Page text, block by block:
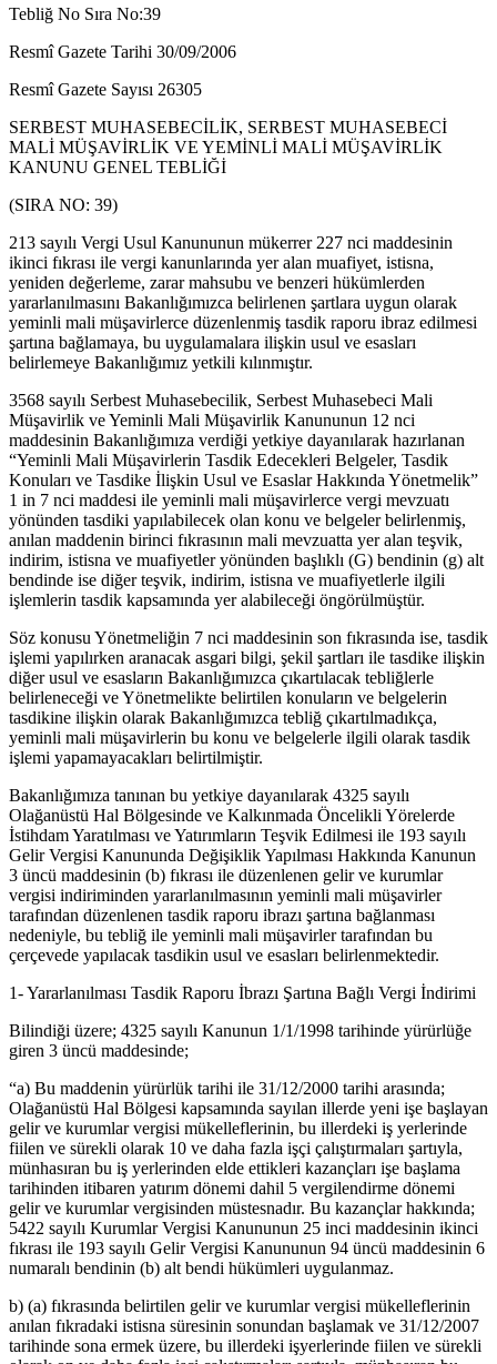
Tebliğ No Sıra No:39
Resmî Gazete Tarihi 30/09/2006
Resmî Gazete Sayısı 26305
SERBEST MUHASEBECİLİK, SERBEST MUHASEBECİ
MALİ MÜŞAVİRLİK VE YEMİNLİ MALİ MÜŞAVİRLİK
KANUNU GENEL TEBLİĞİ
(SIRA NO: 39)
213 sayılı Vergi Usul Kanununun mükerrer 227 nci maddesinin
ikinci fıkrası ile vergi kanunlarında yer alan muafiyet, istisna,
yeniden değerleme, zarar mahsubu ve benzeri hükümlerden
yararlanılmasını Bakanlığımızca belirlenen şartlara uygun olarak
yeminli mali müşavirlerce düzenlenmiş tasdik raporu ibraz edilmesi
şartına bağlamaya, bu uygulamalara ilişkin usul ve esasları
belirlemeye Bakanlığımız yetkili kılınmıştır.
3568 sayılı Serbest Muhasebecilik, Serbest Muhasebeci Mali
Müşavirlik ve Yeminli Mali Müşavirlik Kanununun 12 nci
maddesinin Bakanlığımıza verdiği yetkiye dayanılarak hazırlanan
“Yeminli Mali Müşavirlerin Tasdik Edecekleri Belgeler, Tasdik
Konuları ve Tasdike İlişkin Usul ve Esaslar Hakkında Yönetmelik”
1 in 7 nci maddesi ile yeminli mali müşavirlerce vergi mevzuatı
yönünden tasdiki yapılabilecek olan konu ve belgeler belirlenmiş,
anılan maddenin birinci fıkrasının mali mevzuatta yer alan teşvik,
indirim, istisna ve muafiyetler yönünden başlıklı (G) bendinin (g) alt
bendinde ise diğer teşvik, indirim, istisna ve muafiyetlerle ilgili
işlemlerin tasdik kapsamında yer alabileceği öngörülmüştür.
Söz konusu Yönetmeliğin 7 nci maddesinin son fıkrasında ise, tasdik
işlemi yapılırken aranacak asgari bilgi, şekil şartları ile tasdike ilişkin
diğer usul ve esasların Bakanlığımızca çıkartılacak tebliğlerle
belirleneceği ve Yönetmelikte belirtilen konuların ve belgelerin
tasdikine ilişkin olarak Bakanlığımızca tebliğ çıkartılmadıkça,
yeminli mali müşavirlerin bu konu ve belgelerle ilgili olarak tasdik
işlemi yapamayacakları belirtilmiştir.
Bakanlığımıza tanınan bu yetkiye dayanılarak 4325 sayılı
Olağanüstü Hal Bölgesinde ve Kalkınmada Öncelikli Yörelerde
İstihdam Yaratılması ve Yatırımların Teşvik Edilmesi ile 193 sayılı
Gelir Vergisi Kanununda Değişiklik Yapılması Hakkında Kanunun
3 üncü maddesinin (b) fıkrası ile düzenlenen gelir ve kurumlar
vergisi indiriminden yararlanılmasının yeminli mali müşavirler
tarafından düzenlenen tasdik raporu ibrazı şartına bağlanması
nedeniyle, bu tebliğ ile yeminli mali müşavirler tarafından bu
çerçevede yapılacak tasdikin usul ve esasları belirlenmektedir.
1- Yararlanılması Tasdik Raporu İbrazı Şartına Bağlı Vergi İndirimi
Bilindiği üzere; 4325 sayılı Kanunun 1/1/1998 tarihinde yürürlüğe
giren 3 üncü maddesinde;
“a) Bu maddenin yürürlük tarihi ile 31/12/2000 tarihi arasında;
Olağanüstü Hal Bölgesi kapsamında sayılan illerde yeni işe başlayan
gelir ve kurumlar vergisi mükelleflerinin, bu illerdeki iş yerlerinde
fiilen ve sürekli olarak 10 ve daha fazla işçi çalıştırmaları şartıyla,
münhasıran bu iş yerlerinden elde ettikleri kazançları işe başlama
tarihinden itibaren yatırım dönemi dahil 5 vergilendirme dönemi
gelir ve kurumlar vergisinden müstesnadır. Bu kazançlar hakkında;
5422 sayılı Kurumlar Vergisi Kanununun 25 inci maddesinin ikinci
fıkrası ile 193 sayılı Gelir Vergisi Kanununun 94 üncü maddesinin 6
numaralı bendinin (b) alt bendi hükümleri uygulanmaz.
b) (a) fıkrasında belirtilen gelir ve kurumlar vergisi mükelleflerinin
anılan fıkradaki istisna süresinin sonundan başlamak ve 31/12/2007
tarihinde sona ermek üzere, bu illerdeki işyerlerinde fiilen ve sürekli